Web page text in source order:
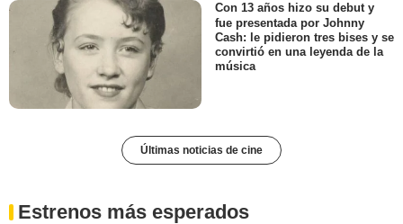
Con 13 años hizo su debut y
fue presentada por Johnny
Cash: le pidieron tres bises y se
convirtió en una leyenda de la
música
Últimas noticias de cine
Estrenos más esperados